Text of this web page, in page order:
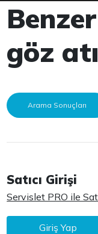
göz
Arama Sonuçları
Satıcı Girişi
Servislet PRO ile
Giriş Yap